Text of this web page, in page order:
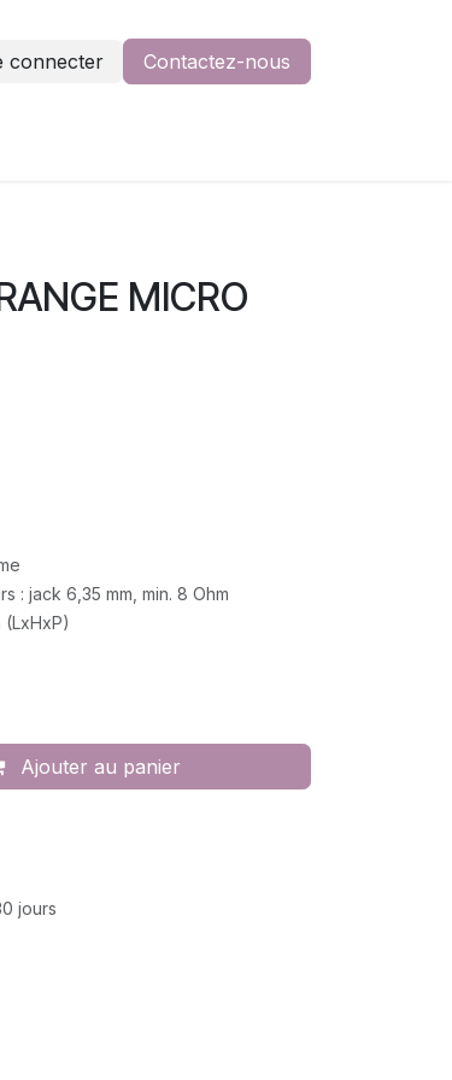
connecter Contactez-nous
MICRO
: jack 6,35 mm, min. 8 Ohm
(LxHxP)
Ajouter au panier
jours